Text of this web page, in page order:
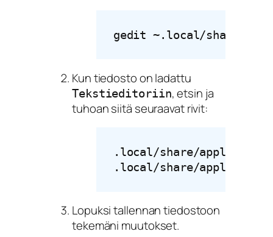
gedit ~.local/share/
Kun tiedosto on ladattu
Tekstieditoriin, etsin ja
tuhoan siitä seuraavat rivit:
.local/share/
Lopuksi tallennan tiedostoon
tekemäni muutokset.